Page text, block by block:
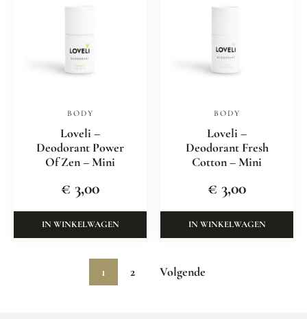
BODY
Loveli –
Deodorant Power
Of Zen – Mini
€ 3,00
IN WINKELWAGEN
BODY
Loveli –
Deodorant Fresh
Cotton – Mini
€ 3,00
IN WINKELWAGEN
1 2 Volgende